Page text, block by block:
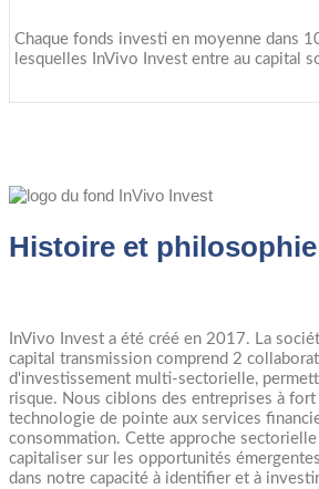
Chaque fonds investi en moyenne dans
lesquelles InVivo Invest entre au capital
Histoire et philosophie
InVivo Invest a été créé en 2017. La
capital transmission comprend 2
d'investissement multi-sectorielle,
risque. Nous ciblons des entreprises à
technologie de pointe aux services
consommation. Cette approche
capitaliser sur les opportunités
dans notre capacité à identifier et à